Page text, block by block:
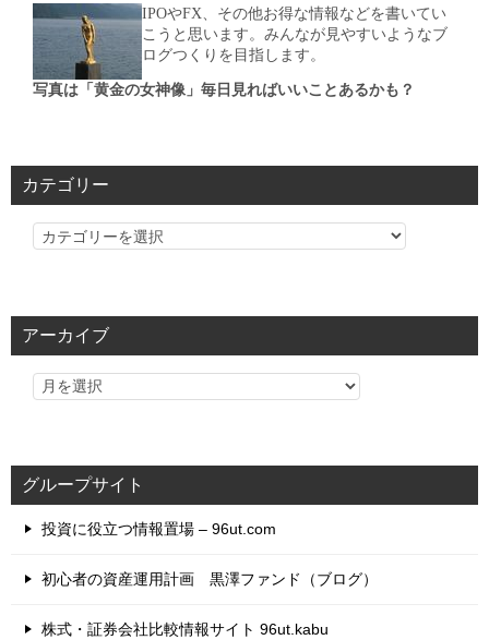
IPOやFX、その他お得な情報などを書いてい
こうと思います。みんなが見やすいようなブ
ログつくりを目指します。
写真は「黄金の女神像」毎日見ればいいことあるかも？
カテゴリー
カ
リ
アーカイブ
グループサイト
投資に役立つ情報置場 – 96ut.com
初心者の資産運用計画 黒澤ファンド（ブログ）
株式・証券会社比較情報サイト 96ut.kabu